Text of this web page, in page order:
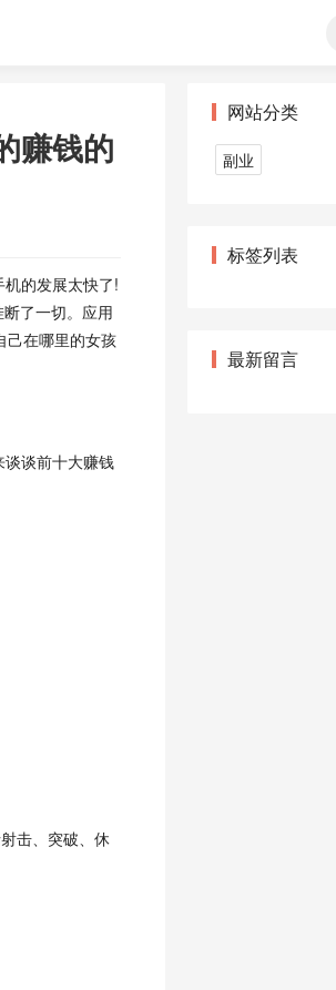
赚钱的
的发展太快了!
了一切。应用
己在哪里的女孩
谈前十大赚钱
击、突破、休
网站分类
副业
标签列表
最新留言